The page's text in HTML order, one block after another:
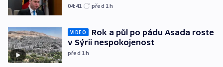
04:41 před 1h
VIDEO
Rok a půl po pádu Asada roste
v Sýrii nespokojenost
před 1h